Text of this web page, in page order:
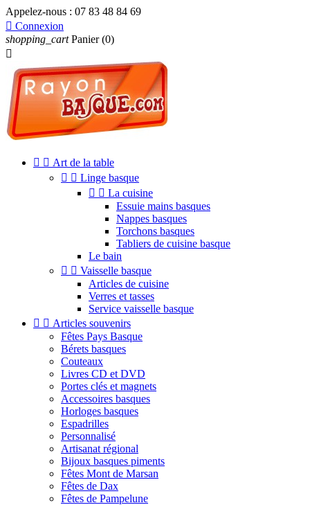
Appelez-nous : 07 83 48 84 69
 Connexion
shopping_cart Panier (0)

  Art de la table
  Linge basque
  La cuisine
Essuie mains basques
Nappes basques
Torchons basques
Tabliers de cuisine basque
Le bain
  Vaisselle basque
Articles de cuisine
Verres et tasses
Service vaisselle basque
  Articles souvenirs
Fêtes Pays Basque
Bérets basques
Couteaux
Livres CD et DVD
Portes clés et magnets
Accessoires basques
Horloges basques
Espadrilles
Personnalisé
Artisanat régional
Bijoux basques piments
Fêtes Mont de Marsan
Fêtes de Dax
Fêtes de Pampelune